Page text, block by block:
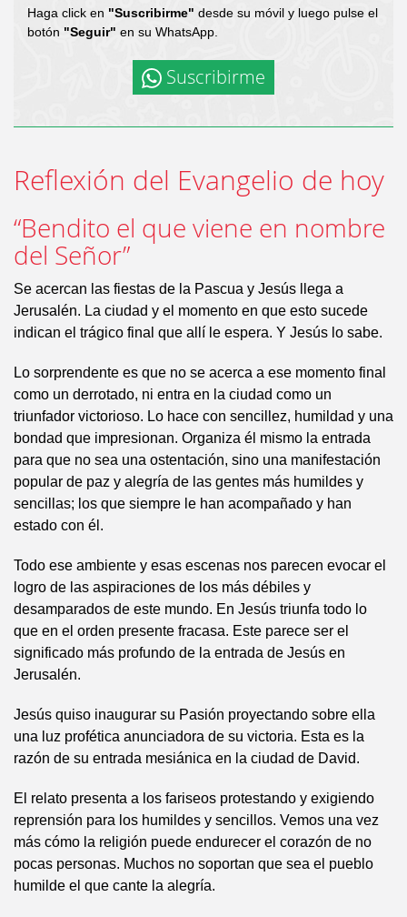
Haga click en "Suscribirme" desde su móvil y luego pulse el
botón "Seguir" en su WhatsApp.
Suscribirme
Reflexión del Evangelio de hoy
“Bendito el que viene en nombre
del Señor”
Se acercan las fiestas de la Pascua y Jesús llega a
Jerusalén. La ciudad y el momento en que esto sucede
indican el trágico final que allí le espera. Y Jesús lo sabe.
Lo sorprendente es que no se acerca a ese momento final
como un derrotado, ni entra en la ciudad como un
triunfador victorioso. Lo hace con sencillez, humildad y una
bondad que impresionan. Organiza él mismo la entrada
para que no sea una ostentación, sino una manifestación
popular de paz y alegría de las gentes más humildes y
sencillas; los que siempre le han acompañado y han
estado con él.
Todo ese ambiente y esas escenas nos parecen evocar el
logro de las aspiraciones de los más débiles y
desamparados de este mundo. En Jesús triunfa todo lo
que en el orden presente fracasa. Este parece ser el
significado más profundo de la entrada de Jesús en
Jerusalén.
Jesús quiso inaugurar su Pasión proyectando sobre ella
una luz profética anunciadora de su victoria. Esta es la
razón de su entrada mesiánica en la ciudad de David.
El relato presenta a los fariseos protestando y exigiendo
reprensión para los humildes y sencillos. Vemos una vez
más cómo la religión puede endurecer el corazón de no
pocas personas. Muchos no soportan que sea el pueblo
humilde el que cante la alegría.